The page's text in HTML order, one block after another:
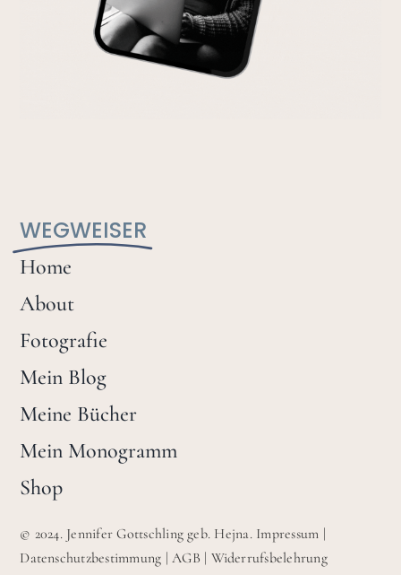
WEGWEISER
Home
About
Fotografie
Mein Blog
Meine Bücher
Mein Monogramm
Shop
© 2024. Jennifer Gottschling geb. Hejna. Impressum |
Datenschutzbestimmung |AGB | Widerrufsbelehrung